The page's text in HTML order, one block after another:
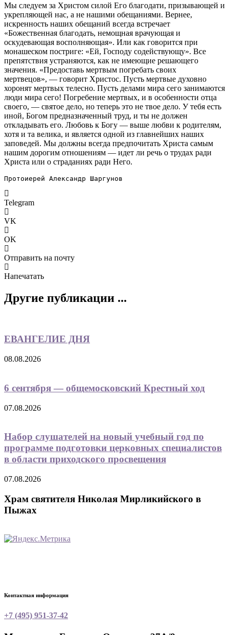
Мы следуем за Христом силой Его благодати, призывающей и
укрепляющей нас, а не нашими обещаниями. Вернее,
искренность наших обещаний всегда встречает
«Божественная благодать, немощная врачующая и
оскудевающая восполняющая». Или как говорится при
монашеском постриге: «Ей, Господу содействующу». Все
препятствия устраняются, как не имеющие решающего
значения. «Предоставь мертвым погребать своих
мертвецов», — говорит Христос. Пусть мертвые духовно
хоронят мертвых телесно. Пусть делами мира сего занимаются
люди мира сего! Погребение мертвых, и в особенности отца
своего, — святое дело, но теперь это не твое дело. У тебя есть
иной, Богом предназначенный труд, и ты не должен
откладывать его. Любовь к Богу — выше любви к родителям,
хотя и та велика, и является одной из главнейших наших
заповедей. Мы должны всегда предпочитать Христа самым
нашим дорогим отношениям — идет ли речь о трудах ради
Христа или о страданиях ради Него.
Протоиерей Александр Шаргунов
Telegram
VK
OK
Отправить на почту
Напечатать
Другие публикации ...
ЕВАНГЕЛИЕ ДНЯ
08.08.2026
6 сентября — общемосковский Крестный ход
07.08.2026
Набор слушателей на новый учебный год по
программе подготовки церковных специалистов
в области приходского просвещения
07.08.2026
Храм святителя Николая Мирликийского в
Пыжах
Контактная информация
+7 (495) 951-37-42